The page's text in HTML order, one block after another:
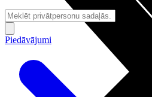
Piedāvājumi